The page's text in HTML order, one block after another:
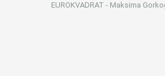
EUROKVADRAT - Maksima